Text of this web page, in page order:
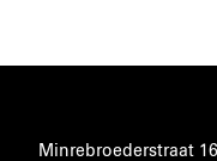
Minrebroederstraat 16